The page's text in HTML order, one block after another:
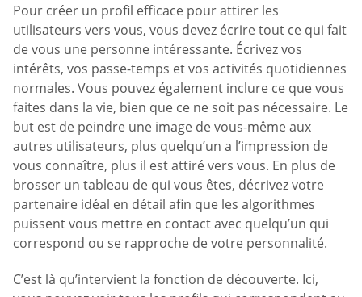
Pour créer un profil efficace pour attirer les
utilisateurs vers vous, vous devez écrire tout ce qui fait
de vous une personne intéressante. Écrivez vos
intérêts, vos passe-temps et vos activités quotidiennes
normales. Vous pouvez également inclure ce que vous
faites dans la vie, bien que ce ne soit pas nécessaire. Le
but est de peindre une image de vous-même aux
autres utilisateurs, plus quelqu’un a l’impression de
vous connaître, plus il est attiré vers vous. En plus de
brosser un tableau de qui vous êtes, décrivez votre
partenaire idéal en détail afin que les algorithmes
puissent vous mettre en contact avec quelqu’un qui
correspond ou se rapproche de votre personnalité.
C’est là qu’intervient la fonction de découverte. Ici,